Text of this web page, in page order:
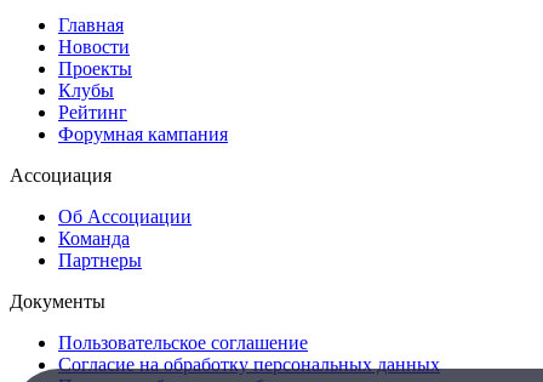
Главная
Новости
Проекты
Клубы
Рейтинг
Форумная кампания
Ассоциация
Об Ассоциации
Команда
Партнеры
Документы
Пользовательское соглашение
Согласие на обработку персональных данных